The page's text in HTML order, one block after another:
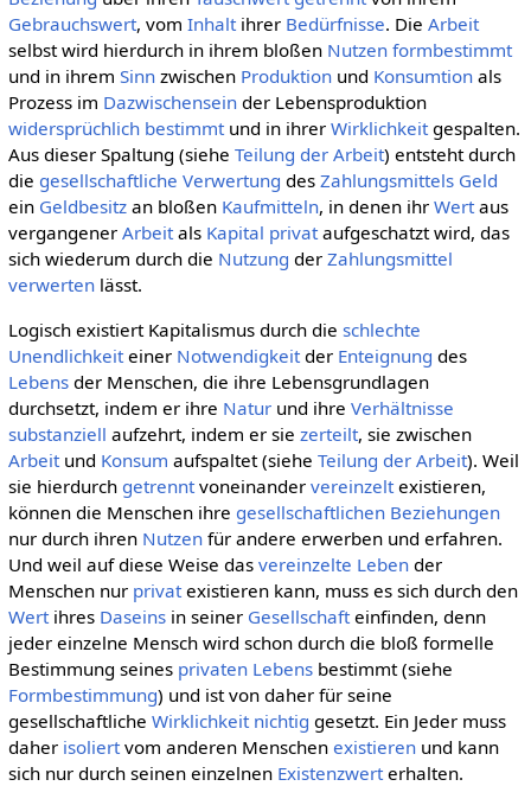
Gebrauchswert, vom Inhaltihrer Bedürfnisse. Die Arbeit
selbst wird hierdurch in ihrem bloßen Nutzen formbestimmt
und in ihrem Sinnzwischen Produktionund Konsumtionals
Prozess im Dazwischenseinder Lebensproduktion
widersprüchlich bestimmtund in ihrer Wirklichkeitgespalten.
Aus dieser Spaltung (siehe Teilung der Arbeit) entsteht durch
die gesellschaftliche Verwertung des Zahlungsmittels Geld
ein Geldbesitzan bloßen Kaufmitteln, in denen ihr Wertaus
vergangener Arbeitals Kapital privataufgeschatzt wird, das
sich wiederum durch die Nutzung der Zahlungsmittel
verwertenlässt.
Logisch existiert Kapitalismus durch die schlechte
Unendlichkeiteiner Notwendigkeitder Enteignung des
Lebensder Menschen, die ihre Lebensgrundlagen
durchsetzt, indem er ihre Naturund ihre Verhältnisse
substanziell aufzehrt, indem er sie zerteilt, sie zwischen
Arbeitund Konsum aufspaltet (siehe Teilung der Arbeit). Weil
sie hierdurch getrenntvoneinander vereinzeltexistieren,
können die Menschen ihre gesellschaftlichen Beziehungen
nur durch ihren Nutzenfür andere erwerben und erfahren.
Und weil auf diese Weise das vereinzelte Lebender
Menschen nur privatexistieren kann, muss es sich durch den
Wertihres Daseinsin seiner Gesellschafteinfinden, denn
jeder einzelne Mensch wird schon durch die bloß formelle
Bestimmung seines privaten Lebensbestimmt (siehe
Formbestimmung) und ist von daher für seine
gesellschaftliche Wirklichkeit nichtig gesetzt. Ein Jeder muss
daher isoliertvom anderen Menschen existierenund kann
sich nur durch seinen einzelnen Existenzwerterhalten.